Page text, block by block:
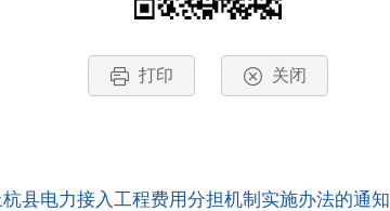
打印 关闭
县电力接入工程费用分担机制实施办法的通知